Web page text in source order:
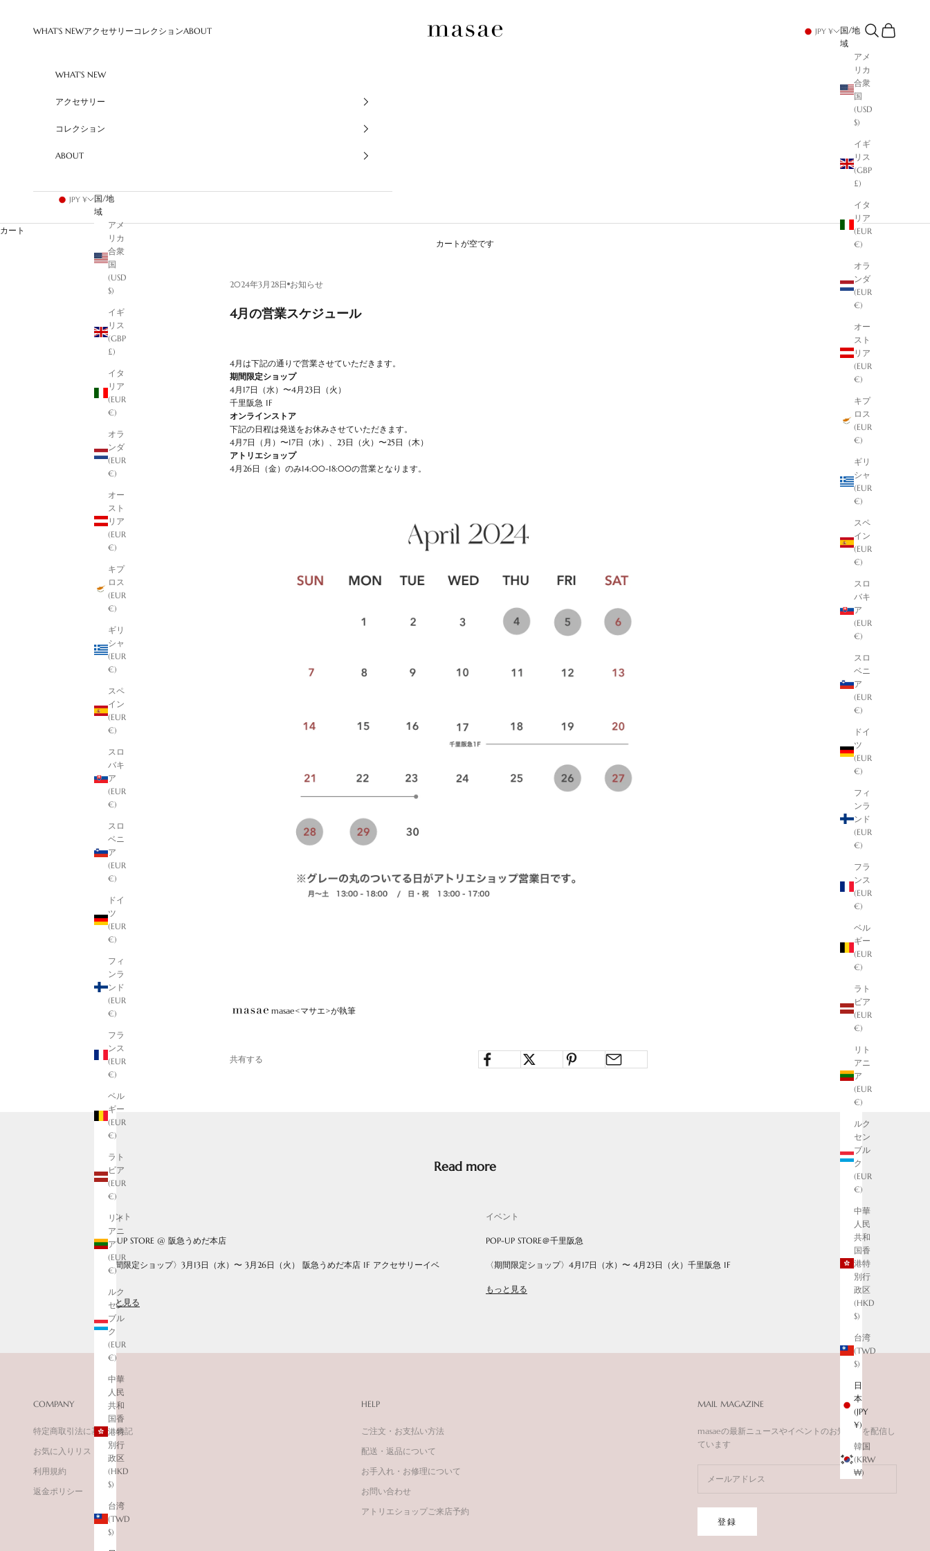
masae
WHAT'S NEWアクセサリー コレクションABOUT JPY ¥
国/地
域
アメ
リカ
合衆
国
(USD
$)
イギ
リス
(GBP
£)
イタ
リア
(EUR
€)
オラ
ンダ
(EUR
€)
オー
スト
リア
(EUR
€)
キプ
ロス
(EUR
€)
ギリ
シャ
(EUR
€)
スペ
イン
(EUR
€)
スロ
バキ
ア
(EUR
€)
スロ
ベニ
ア
(EUR
€)
ドイ
ツ
(EUR
€)
フィ
ンラ
ンド
(EUR
€)
フラ
ンス
(EUR
€)
ベル
ギー
(EUR
€)
ラト
ビア
(EUR
€)
リト
アニ
ア
(EUR
€)
ルク
セン
ブル
ク
(EUR
€)
中華
人民
共和
国香
港特
別行
政区
(HKD
$)
台湾
(TWD
$)
日
本
(JPY
¥)
韓国
(KRW
₩)
検索 カート
WHAT'S NEW
アクセサリー
コレクション
ABOUT
JPY ¥
国/地
域
アメ
リカ
合衆
国
(USD
$)
イギ
リス
(GBP
£)
イタ
リア
(EUR
€)
オラ
ンダ
(EUR
€)
オー
スト
リア
(EUR
€)
キプ
ロス
(EUR
€)
ギリ
シャ
(EUR
€)
スペ
イン
(EUR
€)
スロ
バキ
ア
(EUR
€)
スロ
ベニ
ア
(EUR
€)
ドイ
ツ
(EUR
€)
フィ
ンラ
ンド
(EUR
€)
フラ
ンス
(EUR
€)
ベル
ギー
(EUR
€)
ラト
ビア
(EUR
€)
リト
アニ
ア
(EUR
€)
ルク
セン
ブル
ク
(EUR
€)
中華
人民
共和
国香
港特
別行
政区
(HKD
$)
台湾
(TWD
$)
カート
カートが空です
2024年3月28日 お知らせ
4月の営業スケジュール
4月は下記の通りで営業させていただきます。
期間限定ショップ
4月17日（水）〜4月23日（火）
千里阪急 1F
オンラインストア
下記の日程は発送をお休みさせていただきます。
4月7日（月）〜17日（水）、23日（火）〜25日（木）
アトリエショップ
4月26日（金）のみ14:00-18:00の営業となります。
masae<マサエ>が執筆
共有する
Read more
イベント
POP-UP STORE @ 阪急うめだ本店
〈期間限定ショップ〉3月13日（水）〜 3月26日（火） 阪急うめだ本店 1F アクセサリーイベ
ント
もっと見る
イベント
POP-UP STORE＠千里阪急
〈期間限定ショップ〉4月17日（水）〜 4月23日（火）千里阪急 1F
もっと見る
COMPANY
特定商取引法に基づく表記
お気に入りリスト
利用規約
返金ポリシー
HELP
ご注文・お支払い方法
配送・返品について
お手入れ・お修理について
お問い合わせ
アトリエショップご来店予約
MAIL MAGAZINE
masaeの最新ニュースやイベントのお知らせを配信し
ています
登録